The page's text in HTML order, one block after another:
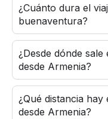
¿Cuánto dura el
buenaventura?
¿Desde dónde
desde Armenia?
¿Qué distancia
desde Armenia?